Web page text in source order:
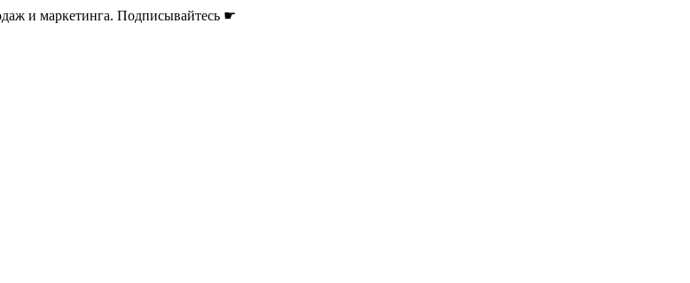
и маркетинга. Подписывайтесь ☛